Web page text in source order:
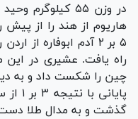
هاریوم از هند را از پیش
۵ بر ۲ آدم ابوفاره از
چین را شکست داد و به
گذشت و به مدال طلا